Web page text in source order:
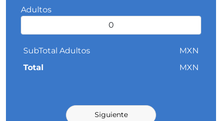
Adultos
SubTotal Adultos
MXN
Total
MXN
Siguiente